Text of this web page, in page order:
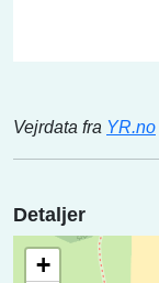
Vejrdata fra YR.no
Detaljer
+